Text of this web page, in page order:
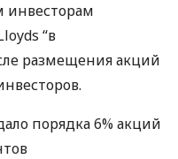
инвесторам
“в
размещения акций
порядка 6% акций